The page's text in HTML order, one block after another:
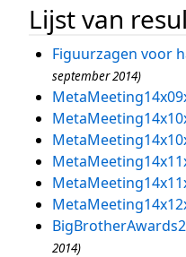
Lijst van
Figuurzagen voor
september 2014)
2014)